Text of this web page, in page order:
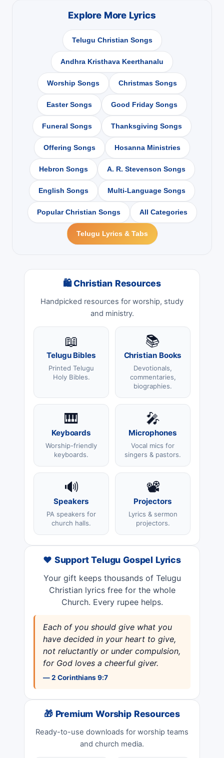
Explore More Lyrics
Telugu Christian Songs
Andhra Kristhava Keerthanalu
Worship Songs Christmas Songs
Easter Songs Good Friday Songs
Funeral Songs Thanksgiving Songs
Offering Songs Hosanna Ministries
Hebron Songs A. R. Stevenson Songs
English Songs Multi-Language Songs
Popular Christian Songs All Categories
Telugu Lyrics & Tabs
🛍 Christian Resources
Handpicked resources for worship, study
and ministry.
📖
Telugu Bibles
Printed Telugu
Holy Bibles.
📚
Christian Books
Devotionals,
commentaries,
biographies.
🎹
Keyboards
Worship-friendly
keyboards.
🎤
Microphones
Vocal mics for
singers & pastors.
🔊
Speakers
PA speakers for
church halls.
📽️
Projectors
Lyrics & sermon
projectors.
❤️ Support Telugu Gospel Lyrics
Your gift keeps thousands of Telugu
Christian lyrics free for the whole
Church. Every rupee helps.
Each of you should give what you
have decided in your heart to give,
not reluctantly or under compulsion,
for God loves a cheerful giver.
— 2 Corinthians 9:7
🎁 Premium Worship Resources
Ready-to-use downloads for worship teams
and church media.